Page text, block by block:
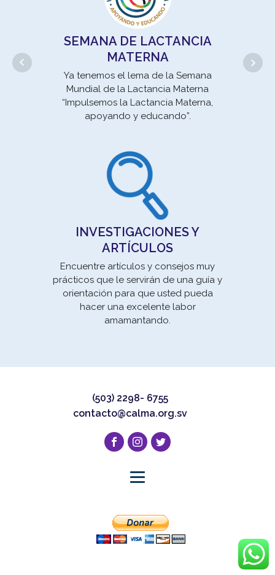
SEMANA DE LACTANCIA
MATERNA
Ya tenemos el lema de la Semana
Mundial de la Lactancia Materna
“Impulsemos la Lactancia Materna,
apoyando y educando”.
INVESTIGACIONES Y
ARTÍCULOS
Encuentre artículos y consejos muy
prácticos que le servirán de una guía y
orientación para que usted pueda
hacer una excelente labor
amamantando.
(503) 2298- 6755
contacto@calma.org.sv